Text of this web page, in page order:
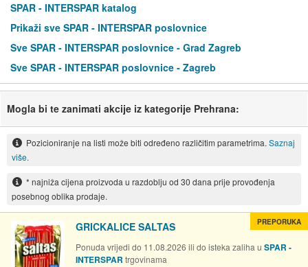
SPAR - INTERSPAR katalog
Prikaži sve SPAR - INTERSPAR poslovnice
Sve SPAR - INTERSPAR poslovnice - Grad Zagreb
Sve SPAR - INTERSPAR poslovnice - Zagreb
Mogla bi te zanimati akcije iz kategorije Prehrana:
Pozicioniranje na listi može biti određeno različitim parametrima. Saznaj
više.
* najniža cijena proizvoda u razdoblju od 30 dana prije provođenja
posebnog oblika prodaje.
GRICKALICE SALTAS
Ponuda vrijedi do 11.08.2026 ili do isteka zaliha u SPAR -
INTERSPAR trgovinama
PREPORUKA